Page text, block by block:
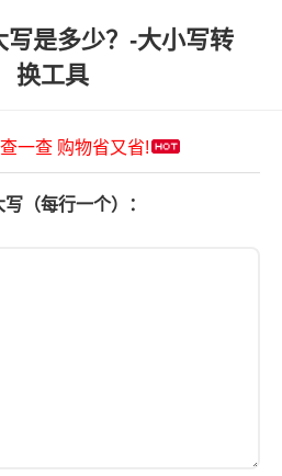
写是多少？-大小写转
换工具
（每行一个）：